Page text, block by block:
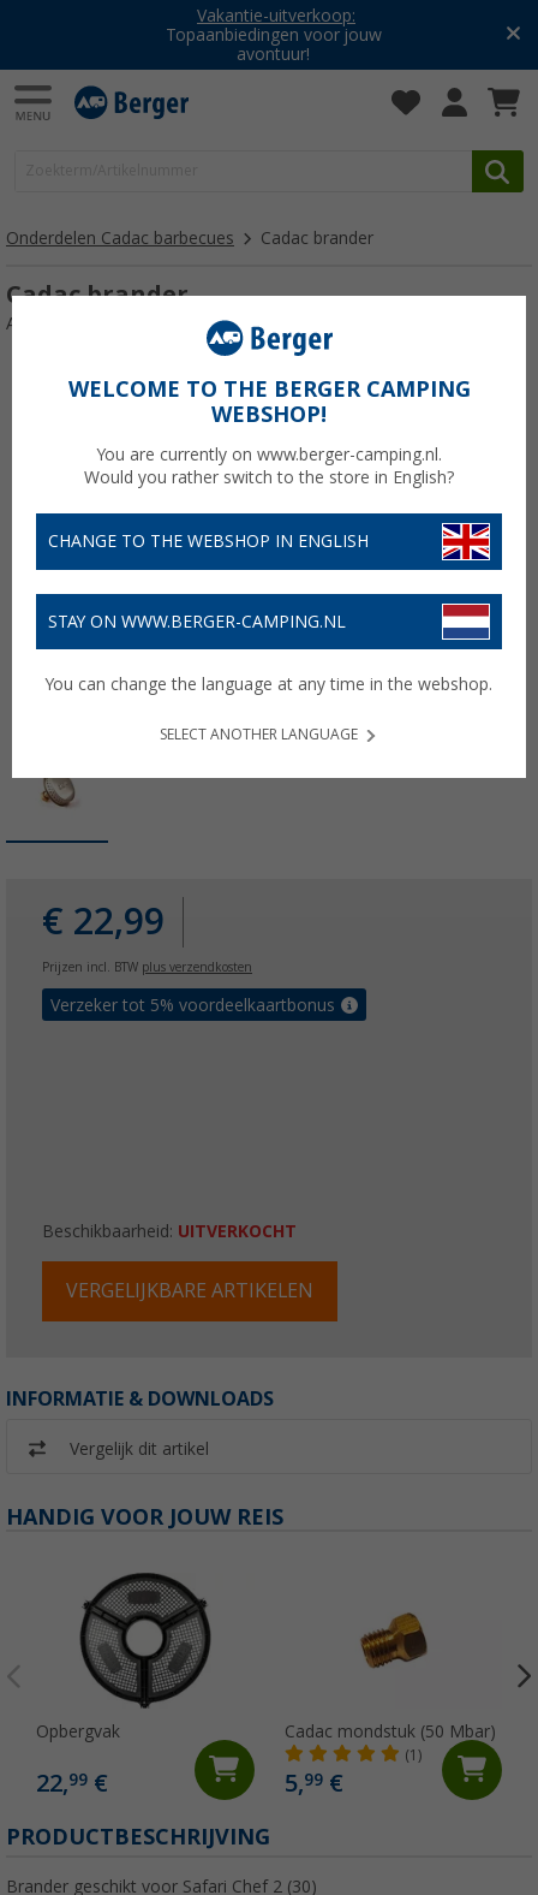
Vakantie-uitverkoop:
Topaanbiedingen voor jouw
avontuur!
Onderdelen Cadac barbecues Cadac brander
Cadac brander
Artikelnr: 118963
€ 22,99
Prijzen incl. BTW plus verzendkosten
Verzeker tot 5% voordeelkaartbonus
Beschikbaarheid: UITVERKOCHT
VERGELIJKBARE ARTIKELEN
INFORMATIE & DOWNLOADS
Vergelijk dit artikel
HANDIG VOOR JOUW REIS
Opbergvak
22,99 €
Cadac mondstuk (50 Mbar)
(1)
5,99€
PRODUCTBESCHRIJVING
Brander geschikt voor Safari Chef 2 (30)
WELCOME TO THE BERGER CAMPING
WEBSHOP!
You are currently on www.berger-camping.nl.
Would you rather switch to the store in English?
CHANGE TO THE WEBSHOP IN ENGLISH
STAY ON WWW.BERGER-CAMPING.NL
You can change the language at any time in the webshop.
SELECT ANOTHER LANGUAGE